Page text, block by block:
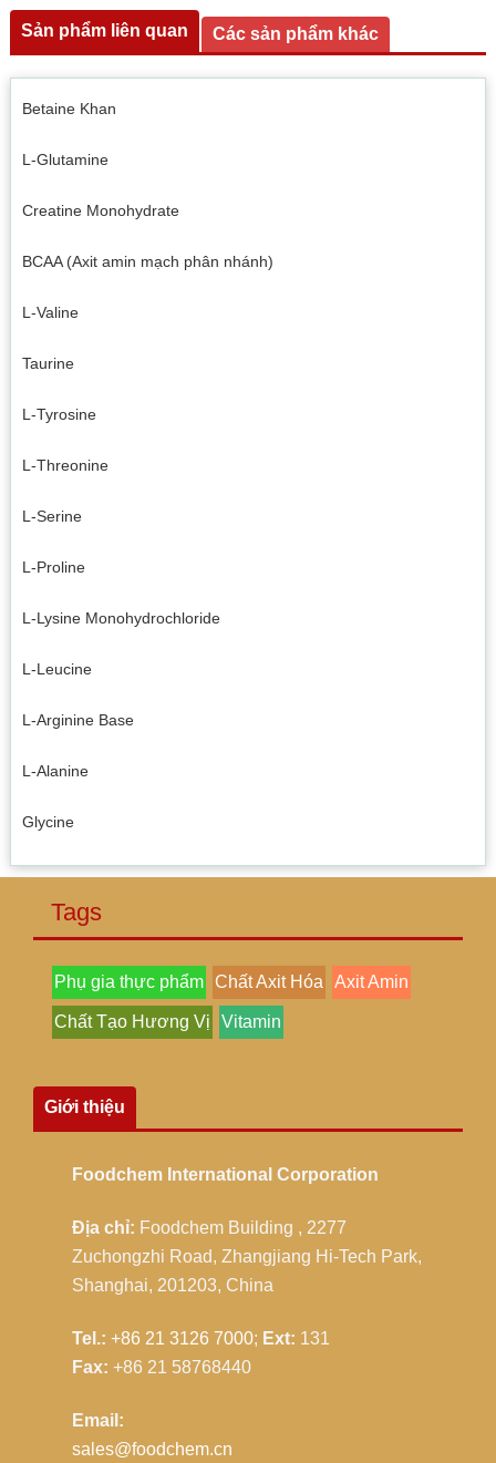
Sản phẩm liên quan Các sản phẩm khác
Betaine Khan
L-Glutamine
Creatine Monohydrate
BCAA (Axit amin mạch phân nhánh)
L-Valine
Taurine
L-Tyrosine
L-Threonine
L-Serine
L-Proline
L-Lysine Monohydrochloride
L-Leucine
L-Arginine Base
L-Alanine
Glycine
Tags
Phụ gia thực phẩm Chất Axit Hóa Axit Amin
Chất Tạo Hương Vị Vitamin
Giới thiệu
Foodchem International Corporation
Địa chỉ: Foodchem Building , 2277
Zuchongzhi Road, Zhangjiang Hi-Tech Park,
Shanghai, 201203, China
Tel.: +86 21 3126 7000; Ext: 131
Fax: +86 21 58768440
Email:
sales@foodchem.cn